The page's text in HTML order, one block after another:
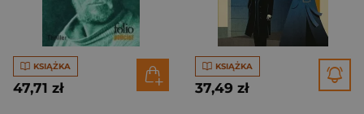
KSIĄŻKA
47,71 zł
KSIĄŻKA
37,49 zł